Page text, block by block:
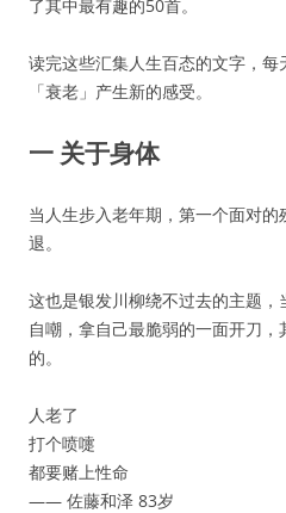
了其中最有趣的50首。
读完这些汇集人生百态的文字，
「衰老」产生新的感受。
一 关于身体
当人生步入老年期，第一个面对
退。
这也是银发川柳绕不过去的主题
自嘲，拿自己最脆弱的一面开刀
的。
人老了
打个喷嚏
都要赌上性命
—— 佐藤和泽 83岁